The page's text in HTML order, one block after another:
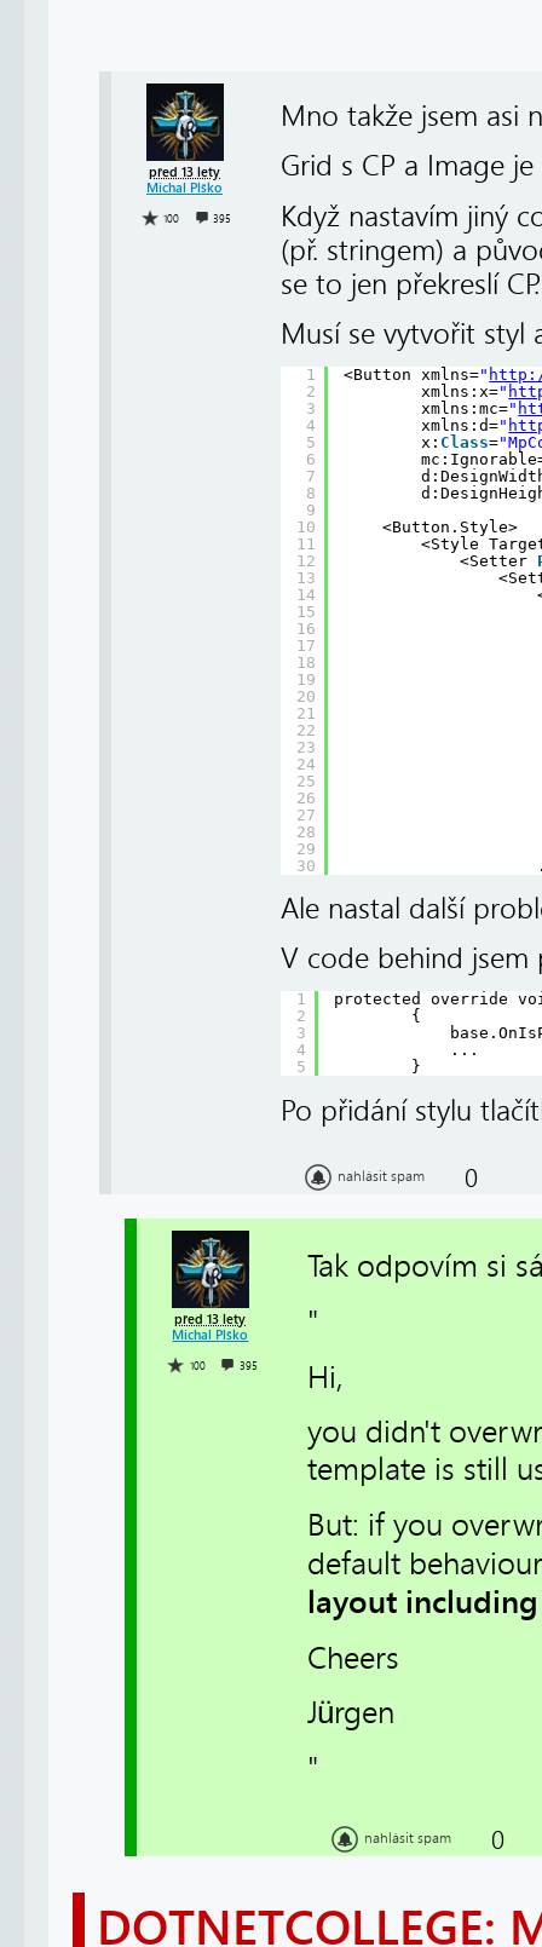
před 13 lety
Michal Plško
100 395
Mno takže jsem asi
Grid s CP a Image
Když nastavím jiný
(př. stringem) a
se to jen překreslí CP.
Musí se vytvořit styl
1
2
3
4
5
6
7
8
9
10
11
12
13
14
15
16
17
18
19
20
21
22
23
24
25
26
27
28
29
30
<Button xmlns="
xmlns:x="
xmlns:mc="
xmlns:d="
x: Class=
<Button.Style>
<Style
<Setter
Ale nastal další
V code behind jsem
1
2
3
4
5
protected override void
{
...
}
Po přidání stylu
nahlásit spam 0
před 13 lety
Michal Plško
100 395
Tak odpovím si
"
Hi,
you didn't
template is still
But: if you
default
layout
Cheers
Jürgen
"
nahlásit spam 0
DOTNETCOLLEGE: